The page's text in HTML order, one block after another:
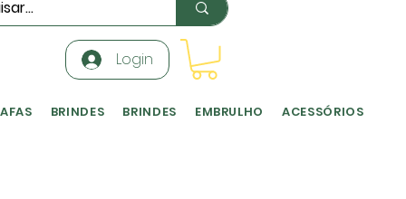
Login
BRINDES BRINDES EMBRULHO ACESSÓRIOS